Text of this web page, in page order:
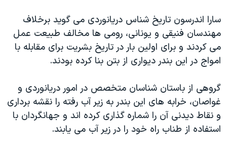
سارا اندرسون تاريخ شناس دريانوردی می گويد برخلاف
مهندسان فنيقی و يونانی، رومی ها مخالف طبيعت عمل
می کردند و برای اولين بار در تاريخ بشريت برای مقابله با
امواج در اين بندر ديواری از بتن بنا کرده بودند.
گروهی از باستان شناسان متخصص در امور دريانوردی و
غواصان، خرابه های اين بندر به زير آب رفته را نقشه برداری
و نقاط ديدنی آن را شماره گذاری کرده اند و جهانگردان با
استفاده از طناب راه خود را در زير آب می يابند.